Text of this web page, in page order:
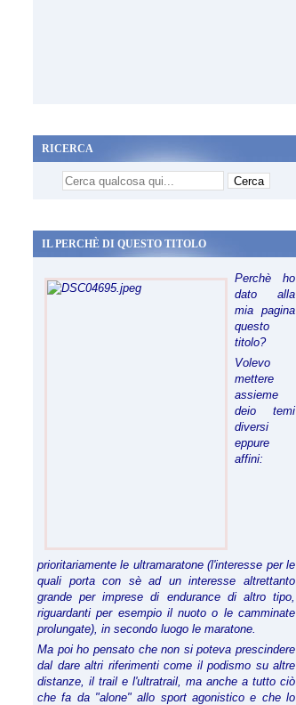
RICERCA
IL PERCHÈ DI QUESTO TITOLO
Perchè ho
dato alla
mia pagina
questo
titolo?
Volevo
mettere
assieme
deio temi
diversi
eppure
affini:
prioritariamente le ultramaratone (l'interesse per le
quali porta con sè ad un interesse altrettanto
grande per imprese di endurance di altro tipo,
riguardanti per esempio il nuoto o le camminate
prolungate), in secondo luogo le maratone.
Ma poi ho pensato che non si poteva prescindere
dal dare altri riferimenti come il podismo su altre
distanze, il trail e l'ultratrail, ma anche a tutto ciò
che fa da "alone" allo sport agonistico e che lo